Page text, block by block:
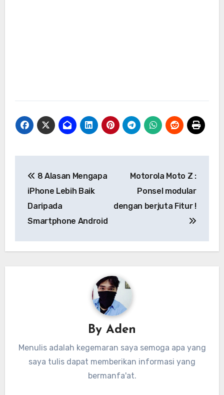
pos
8 Alasan Mengapa
iPhone Lebih Baik
Daripada
Smartphone Android
Motorola Moto Z :
Ponsel modular
dengan berjuta Fitur !
By Aden
Menulis adalah kegemaran saya semoga apa yang
saya tulis dapat memberikan informasi yang
bermanfa'at.